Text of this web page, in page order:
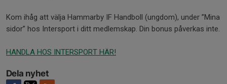
Kom ihåg att välja Hammarby IF Handboll (ungdom), under ”Mina
sidor” hos Intersport i ditt medlemskap. Din bonus påverkas inte.
HANDLA HOS INTERSPORT HÄR!
Dela nyhet